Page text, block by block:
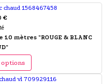
€
mètres "ROUGE & BLANC
options